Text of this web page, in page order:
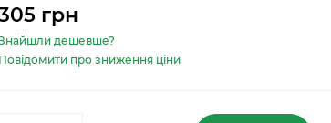
грн
дешевше?
Повідомити про зниження ціни